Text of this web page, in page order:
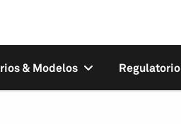
& Modelos Regulatorio